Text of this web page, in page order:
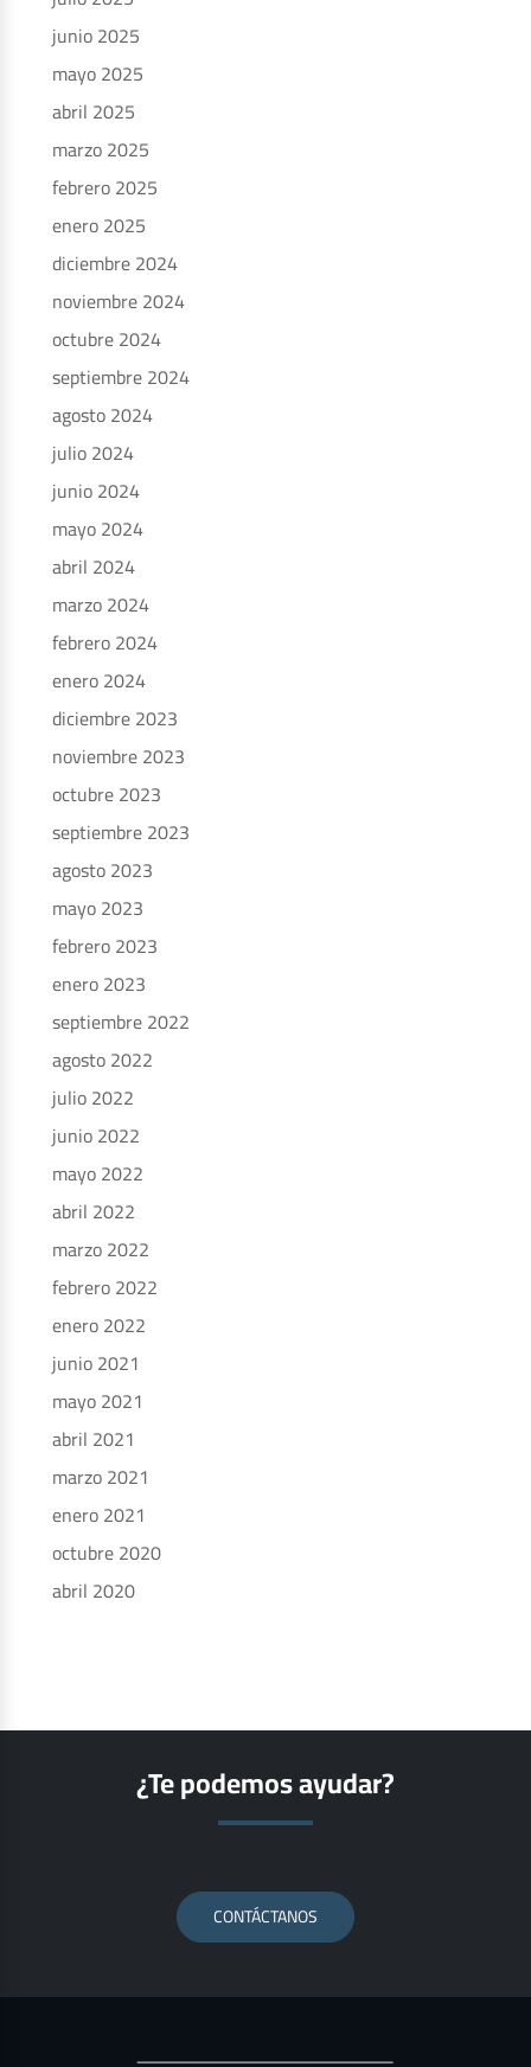
junio 2025
mayo 2025
abril 2025
marzo 2025
febrero 2025
enero 2025
diciembre 2024
noviembre 2024
octubre 2024
septiembre 2024
agosto 2024
julio 2024
junio 2024
mayo 2024
abril 2024
marzo 2024
febrero 2024
enero 2024
diciembre 2023
noviembre 2023
octubre 2023
septiembre 2023
agosto 2023
mayo 2023
febrero 2023
enero 2023
septiembre 2022
agosto 2022
julio 2022
junio 2022
mayo 2022
abril 2022
marzo 2022
febrero 2022
enero 2022
junio 2021
mayo 2021
abril 2021
marzo 2021
enero 2021
octubre 2020
abril 2020
¿Te podemos ayudar?
CONTÁCTANOS